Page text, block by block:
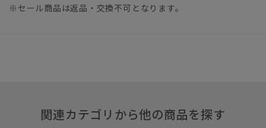
※セール商品は返品・交換不可となります。
関連カテゴリから他の商品を探す